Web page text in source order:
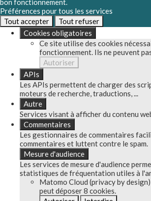
bon fonctionnement.
Préférences pour tous les services
Tout accepter
Tout refuser
Cookies obligatoires
Ce site utilise des cookies
fonctionnement. Ils ne peuvent
Autoriser
APIs
Les APIs permettent de charger des
moteurs de recherche, traductions, ...
Autre
Services visant à afficher du contenu
Commentaires
Les gestionnaires de commentaires
commentaires et luttent contre le spam.
Mesure d'audience
Les services de mesure d'audience
statistiques de fréquentation utiles à
Matomo Cloud (privacy by design)
peut déposer 8 cookies.